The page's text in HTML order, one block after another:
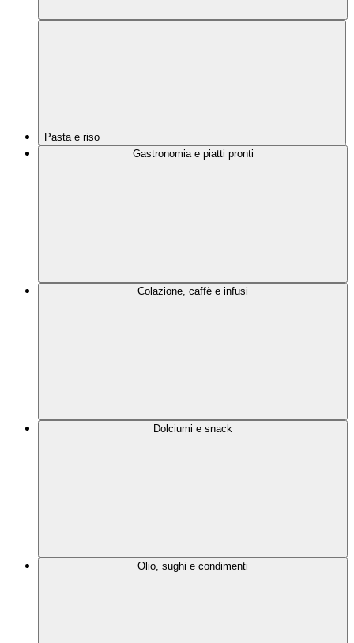
Pasta e riso
Gastronomia e piatti pronti
Colazione, caffè e infusi
Dolciumi e snack
Olio, sughi e condimenti